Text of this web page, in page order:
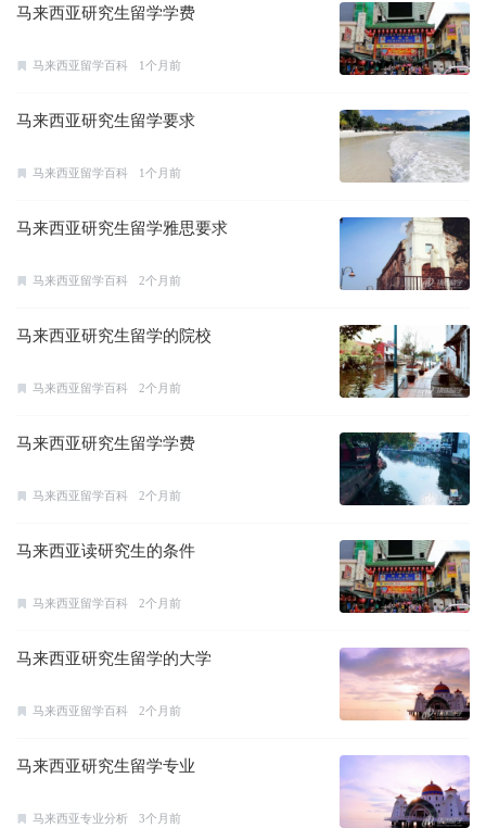
马来西亚研究生留学学费
马来西亚留学百科 1个月前
马来西亚研究生留学要求
马来西亚留学百科 1个月前
马来西亚研究生留学雅思要求
马来西亚留学百科 2个月前
马来西亚研究生留学的院校
马来西亚留学百科 2个月前
马来西亚研究生留学学费
马来西亚留学百科 2个月前
马来西亚读研究生的条件
马来西亚留学百科 2个月前
马来西亚研究生留学的大学
马来西亚留学百科 2个月前
马来西亚研究生留学专业
马来西亚专业分析 3个月前